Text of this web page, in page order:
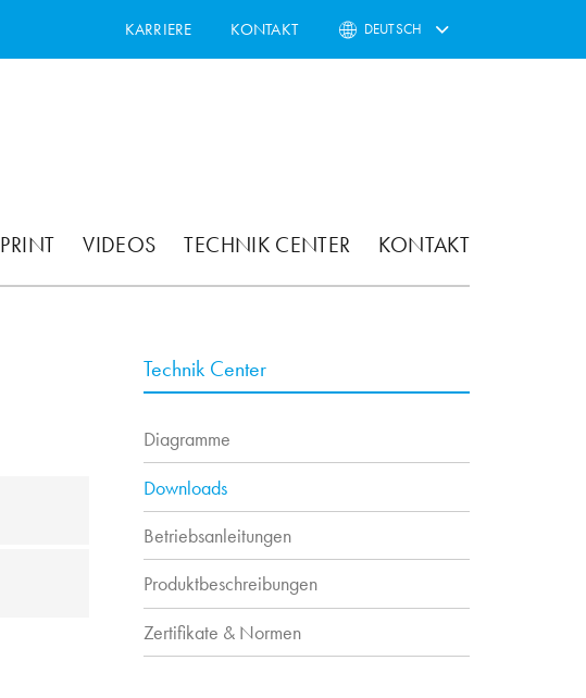
KARRIERE KONTAKT DEUTSCH
PRINT VIDEOS TECHNIK CENTER KONTAKT
Technik Center
Diagramme
Downloads
Betriebsanleitungen
Produktbeschreibungen
Zertifikate & Normen